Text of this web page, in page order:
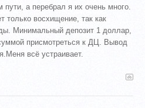
а перебрал я их очень много.
только восхищение, так как
Минимальный депозит 1 доллар,
присмотреться к ДЦ. Вывод
всё устраивает.